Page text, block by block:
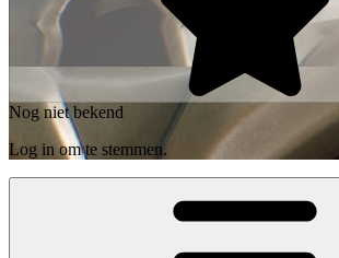
Nog niet bekend
Log in om te stemmen.